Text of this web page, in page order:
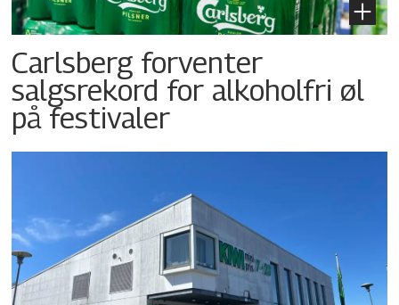
Carlsberg forventer
salgsrekord for alkoholfri øl
på festivaler